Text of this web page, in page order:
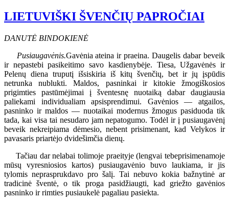
LIETUVIŠKI ŠVENČIŲ PAPROČIAI
DANUTĖ BINDOKIENĖ
Pusiaugavėnis.Gavėnia ateina ir praeina. Daugelis dabar beveik
ir nepastebi pasikeitimo savo kasdienybėje. Tiesa, Užgavėnės ir
Pelenų diena truputį išsiskiria iš kitų švenčių, bet ir jų įspūdis
netrunka nublukti. Maldos, pasninkai ir kitokie žmogiškosios
prigimties pastūmėjimai į šventesnę nuotaiką dabar daugiausia
paliekami individualiam apsisprendimui. Gavėnios — atgailos,
pasninko ir maldos — nuotaikai modernus žmogus pasiduoda tik
tada, kai visa tai nesudaro jam nepatogumo. Todėl ir į pusiaugavėnį
beveik nekreipiama dėmesio, nebent prisimenant, kad Velykos ir
pavasaris priartėjo dvidešimčia dienų.
Tačiau dar nelabai tolimoje praeityje (lengvai tebeprisimenamoje
mūsų vyresniosios kartos) pusiaugavėnio buvo laukiama, ir jis
tylomis neprasprukdavo pro šalį. Tai nebuvo kokia bažnytinė ar
tradicinė šventė, o tik proga pasidžiaugti, kad griežto gavėnios
pasninko ir rimties pusiaukelė pagaliau pasiekta.